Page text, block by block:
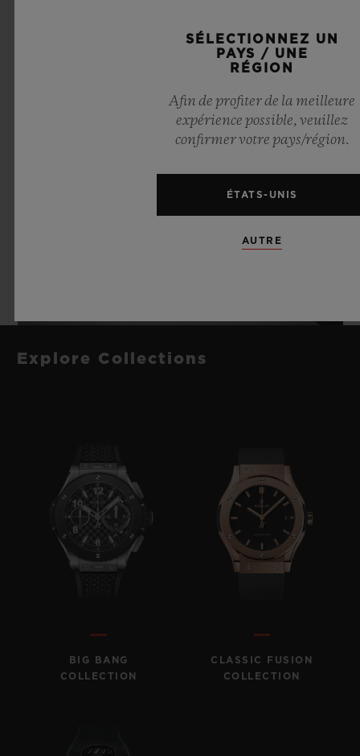
Explore Collections
BIG BANG
COLLECTION
CLASSIC FUSION
COLLECTION
SÉLECTIONNEZ UN
PAYS / UNE
RÉGION
Afin de profiter de la meilleure
expérience possible, veuillez
confirmer votre pays/région.
ÉTATS-UNIS
AUTRE